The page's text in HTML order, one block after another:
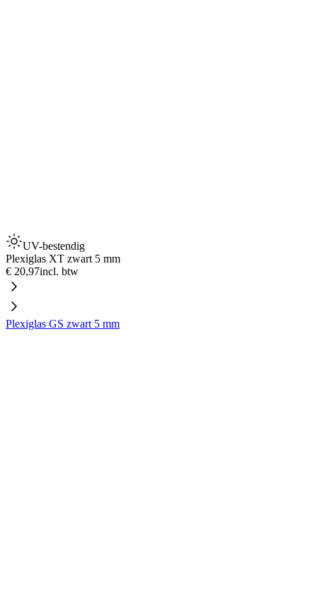
UV-bestendig
Plexiglas XT zwart 5 mm
€ 20,97incl. btw
Plexiglas GS zwart 5 mm